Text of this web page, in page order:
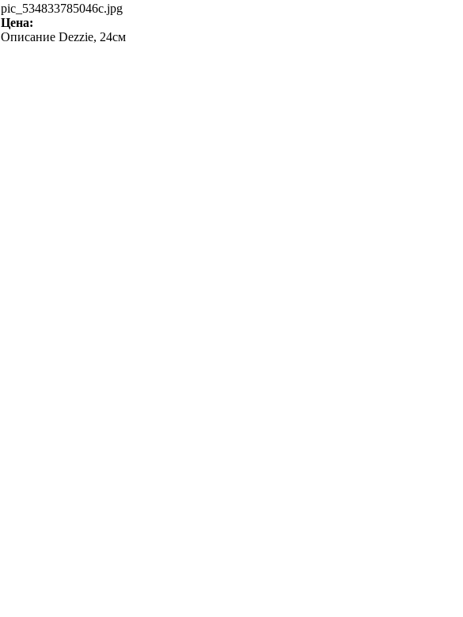
pic_534833785046c.jpg
Цена:
Описание Dezzie, 24см